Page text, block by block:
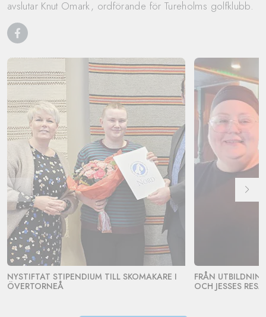
avslutar Knut Omark, ordförande för Tureholms golfklubb.
NYSTIFTAT STIPENDIUM TILL SKOMAKARE I
ÖVERTORNEÅ
FRÅN
OCH JESSES RESA.